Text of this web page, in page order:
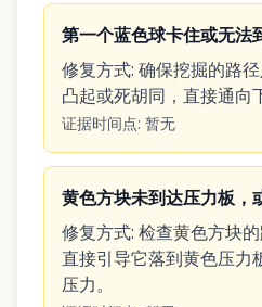
第一个蓝色球卡住或无法
修复方式: 确保挖掘的路
凸起或死胡同，直接通向
证据时间点: 暂无
黄色方块未到达压力板，
修复方式: 检查黄色方块
直接引导它落到黄色压力
压力。